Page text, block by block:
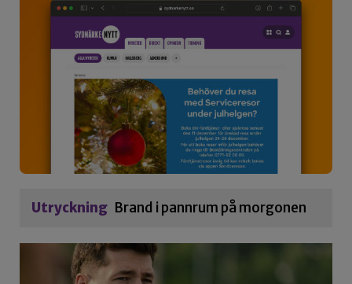
Utryckning Brand i pannrum på morgonen